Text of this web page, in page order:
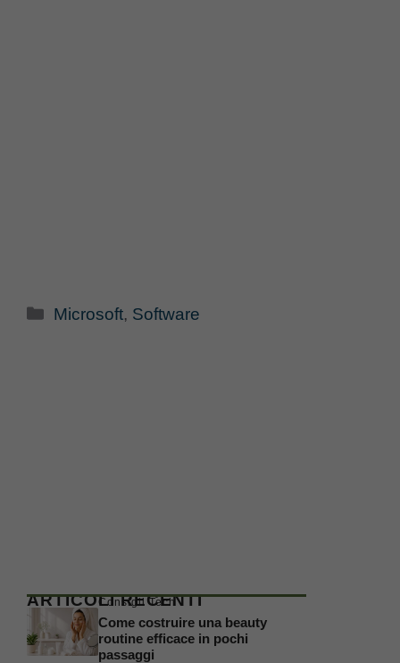
Categorie
Microsoft, Software
ARTICOLI RECENTI
Consigli Tech
Come costruire una beauty
routine efficace in pochi
passaggi